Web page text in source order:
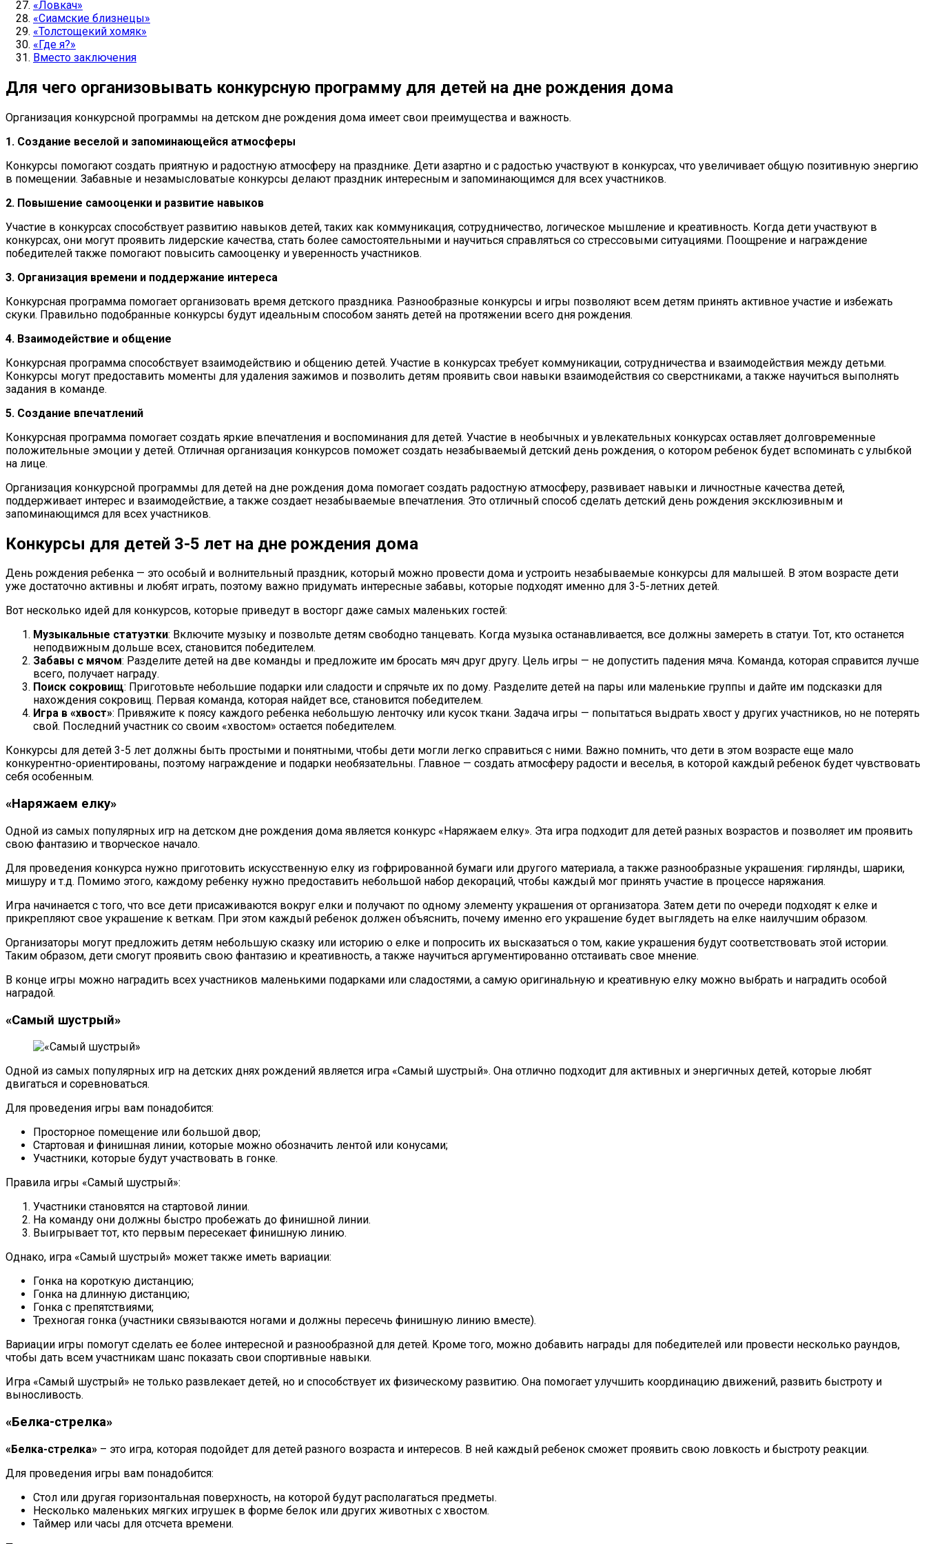
«Ловкач»
«Сиамские близнецы»
«Толстощекий хомяк»
«Где я?»
Вместо заключения
Для чего организовывать конкурсную программу для детей на дне рождения дома
Организация конкурсной программы на детском дне рождения дома имеет свои преимущества и важность.
1. Создание веселой и запоминающейся атмосферы
Конкурсы помогают создать приятную и радостную атмосферу на празднике. Дети азартно и с радостью участвуют в конкурсах, что увеличивает общую позитивную энергию
в помещении. Забавные и незамысловатые конкурсы делают праздник интересным и запоминающимся для всех участников.
2. Повышение самооценки и развитие навыков
Участие в конкурсах способствует развитию навыков детей, таких как коммуникация, сотрудничество, логическое мышление и креативность. Когда дети участвуют в
конкурсах, они могут проявить лидерские качества, стать более самостоятельными и научиться справляться со стрессовыми ситуациями. Поощрение и награждение
победителей также помогают повысить самооценку и уверенность участников.
3. Организация времени и поддержание интереса
Конкурсная программа помогает организовать время детского праздника. Разнообразные конкурсы и игры позволяют всем детям принять активное участие и избежать
скуки. Правильно подобранные конкурсы будут идеальным способом занять детей на протяжении всего дня рождения.
4. Взаимодействие и общение
Конкурсная программа способствует взаимодействию и общению детей. Участие в конкурсах требует коммуникации, сотрудничества и взаимодействия между детьми.
Конкурсы могут предоставить моменты для удаления зажимов и позволить детям проявить свои навыки взаимодействия со сверстниками, а также научиться выполнять
задания в команде.
5. Создание впечатлений
Конкурсная программа помогает создать яркие впечатления и воспоминания для детей. Участие в необычных и увлекательных конкурсах оставляет долговременные
положительные эмоции у детей. Отличная организация конкурсов поможет создать незабываемый детский день рождения, о котором ребенок будет вспоминать с улыбкой
на лице.
Организация конкурсной программы для детей на дне рождения дома помогает создать радостную атмосферу, развивает навыки и личностные качества детей,
поддерживает интерес и взаимодействие, а также создает незабываемые впечатления. Это отличный способ сделать детский день рождения эксклюзивным и
запоминающимся для всех участников.
Конкурсы для детей 3-5 лет на дне рождения дома
День рождения ребенка — это особый и волнительный праздник, который можно провести дома и устроить незабываемые конкурсы для малышей. В этом возрасте дети
уже достаточно активны и любят играть, поэтому важно придумать интересные забавы, которые подходят именно для 3-5-летних детей.
Вот несколько идей для конкурсов, которые приведут в восторг даже самых маленьких гостей:
Музыкальные статуэтки: Включите музыку и позвольте детям свободно танцевать. Когда музыка останавливается, все должны замереть в статуи. Тот, кто останется
неподвижным дольше всех, становится победителем.
Забавы с мячом: Разделите детей на две команды и предложите им бросать мяч друг другу. Цель игры — не допустить падения мяча. Команда, которая справится лучше
всего, получает награду.
Поиск сокровищ: Приготовьте небольшие подарки или сладости и спрячьте их по дому. Разделите детей на пары или маленькие группы и дайте им подсказки для
нахождения сокровищ. Первая команда, которая найдет все, становится победителем.
Игра в «хвост»: Привяжите к поясу каждого ребенка небольшую ленточку или кусок ткани. Задача игры — попытаться выдрать хвост у других участников, но не потерять
свой. Последний участник со своим «хвостом» остается победителем.
Конкурсы для детей 3-5 лет должны быть простыми и понятными, чтобы дети могли легко справиться с ними. Важно помнить, что дети в этом возрасте еще мало
конкурентно-ориентированы, поэтому награждение и подарки необязательны. Главное — создать атмосферу радости и веселья, в которой каждый ребенок будет чувствовать
себя особенным.
«Наряжаем елку»
Одной из самых популярных игр на детском дне рождения дома является конкурс «Наряжаем елку». Эта игра подходит для детей разных возрастов и позволяет им проявить
свою фантазию и творческое начало.
Для проведения конкурса нужно приготовить искусственную елку из гофрированной бумаги или другого материала, а также разнообразные украшения: гирлянды, шарики,
мишуру и т.д. Помимо этого, каждому ребенку нужно предоставить небольшой набор декораций, чтобы каждый мог принять участие в процессе наряжания.
Игра начинается с того, что все дети присаживаются вокруг елки и получают по одному элементу украшения от организатора. Затем дети по очереди подходят к елке и
прикрепляют свое украшение к веткам. При этом каждый ребенок должен объяснить, почему именно его украшение будет выглядеть на елке наилучшим образом.
Организаторы могут предложить детям небольшую сказку или историю о елке и попросить их высказаться о том, какие украшения будут соответствовать этой истории.
Таким образом, дети смогут проявить свою фантазию и креативность, а также научиться аргументированно отстаивать свое мнение.
В конце игры можно наградить всех участников маленькими подарками или сладостями, а самую оригинальную и креативную елку можно выбрать и наградить особой
наградой.
«Самый шустрый»
Одной из самых популярных игр на детских днях рождений является игра «Самый шустрый». Она отлично подходит для активных и энергичных детей, которые любят
двигаться и соревноваться.
Для проведения игры вам понадобится:
Просторное помещение или большой двор;
Стартовая и финишная линии, которые можно обозначить лентой или конусами;
Участники, которые будут участвовать в гонке.
Правила игры «Самый шустрый»:
Участники становятся на стартовой линии.
На команду они должны быстро пробежать до финишной линии.
Выигрывает тот, кто первым пересекает финишную линию.
Однако, игра «Самый шустрый» может также иметь вариации:
Гонка на короткую дистанцию;
Гонка на длинную дистанцию;
Гонка с препятствиями;
Трехногая гонка (участники связываются ногами и должны пересечь финишную линию вместе).
Вариации игры помогут сделать ее более интересной и разнообразной для детей. Кроме того, можно добавить награды для победителей или провести несколько раундов,
чтобы дать всем участникам шанс показать свои спортивные навыки.
Игра «Самый шустрый» не только развлекает детей, но и способствует их физическому развитию. Она помогает улучшить координацию движений, развить быстроту и
выносливость.
«Белка-стрелка»
«Белка-стрелка» – это игра, которая подойдет для детей разного возраста и интересов. В ней каждый ребенок сможет проявить свою ловкость и быстроту реакции.
Для проведения игры вам понадобится:
Стол или другая горизонтальная поверхность, на которой будут располагаться предметы.
Несколько маленьких мягких игрушек в форме белок или других животных с хвостом.
Таймер или часы для отсчета времени.